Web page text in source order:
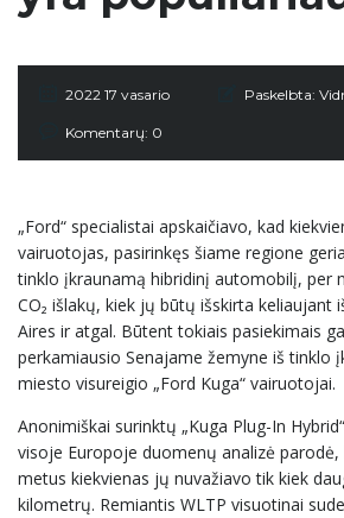
2022 17 vasario Paskelbta:
Komentarų: 0
„Ford“ specialistai apskaičiavo, kad
vairuotojas, pasirinkęs šiame regione
tinklo įkraunamą hibridinį automobilį, per
CO₂ išlakų, kiek jų būtų išskirta keliaujant
Aires ir atgal. Būtent tokiais pasiekimais
perkamiausio Senajame žemyne iš tinklo
miesto visureigio „Ford Kuga“ vairuotojai.
Anonimiškai surinktų „Kuga Plug-In
visoje Europoje duomenų analizė parodė,
metus kiekvienas jų nuvažiavo tik kiek
kilometrų. Remiantis WLTP visuotinai